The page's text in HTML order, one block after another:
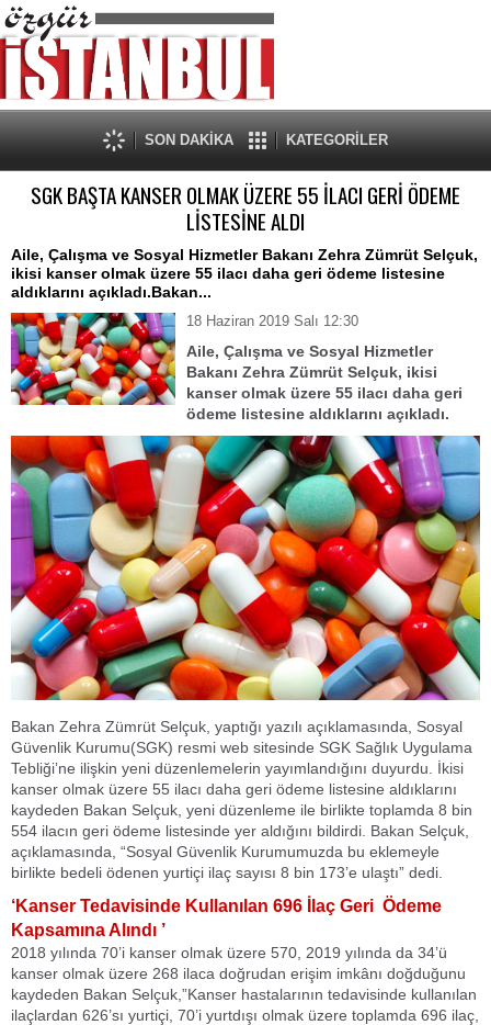
SON DAKİKA KATEGORİLER
SGK BAŞTA KANSER OLMAK ÜZERE 55 İLACI GERİ ÖDEME
LİSTESİNE ALDI
Aile, Çalışma ve Sosyal Hizmetler Bakanı Zehra Zümrüt Selçuk,
ikisi kanser olmak üzere 55 ilacı daha geri ödeme listesine
aldıklarını açıkladı.Bakan...
18 Haziran 2019 Salı 12:30
Aile, Çalışma ve Sosyal Hizmetler
Bakanı Zehra Zümrüt Selçuk, ikisi
kanser olmak üzere 55 ilacı daha geri
ödeme listesine aldıklarını açıkladı.
Bakan Zehra Zümrüt Selçuk, yaptığı yazılı açıklamasında, Sosyal
Güvenlik Kurumu(SGK) resmi web sitesinde SGK Sağlık Uygulama
Tebliği’ne ilişkin yeni düzenlemelerin yayımlandığını duyurdu. İkisi
kanser olmak üzere 55 ilacı daha geri ödeme listesine aldıklarını
kaydeden Bakan Selçuk, yeni düzenleme ile birlikte toplamda 8 bin
554 ilacın geri ödeme listesinde yer aldığını bildirdi. Bakan Selçuk,
açıklamasında, “Sosyal Güvenlik Kurumumuzda bu eklemeyle
birlikte bedeli ödenen yurtiçi ilaç sayısı 8 bin 173’e ulaştı” dedi.
‘Kanser Tedavisinde Kullanılan 696 İlaç Geri Ödeme
Kapsamına Alındı ’
2018 yılında 70’i kanser olmak üzere 570, 2019 yılında da 34’ü
kanser olmak üzere 268 ilaca doğrudan erişim imkânı doğduğunu
kaydeden Bakan Selçuk,”Kanser hastalarının tedavisinde kullanılan
ilaçlardan 626’sı yurtiçi, 70’i yurtdışı olmak üzere toplamda 696 ilaç,